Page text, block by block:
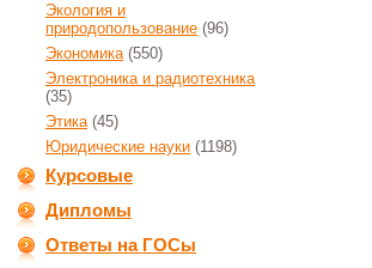
Экология и
природопользование (96)
Экономика(550)
Электроника и радиотехника
(35)
Этика(45)
Юридические науки (1198)
Курсовые
Дипломы
Ответы на ГОСы